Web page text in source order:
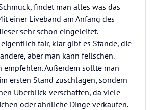
findet man alles was das
einer Liveband am Anfang des
sehr schön eingeleitet.
eigentlich fair, klar gibt es Stände, die
aber man kann feilschen.
empfehlen. Außerdem sollte man
ersten Stand zuschlagen, sondern
Überblick verschaffen, da viele
oder ähnliche Dinge verkaufen.